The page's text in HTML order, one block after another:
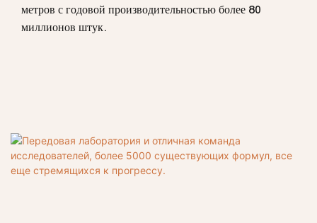
метров с годовой производительностью более 80
миллионов штук.